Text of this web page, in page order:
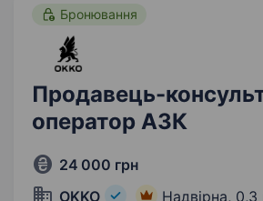
Бронювання
Продавець-
оператор АЗК
24 000 грн
OKKO
Надвірна, 0,3